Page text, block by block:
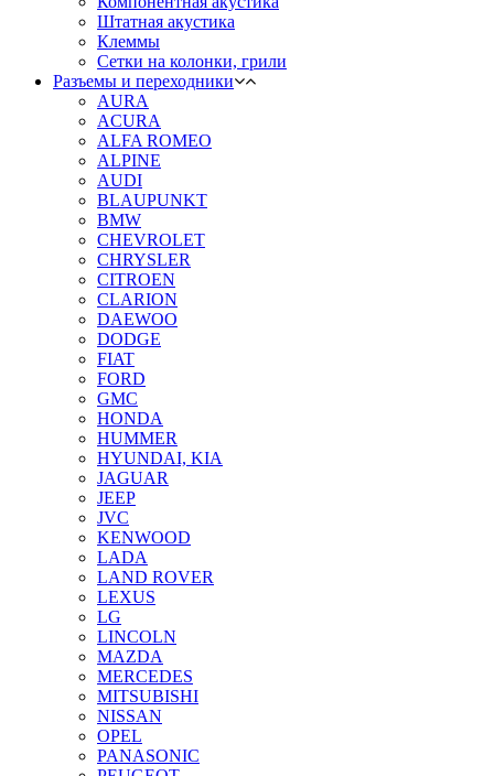
Штатная акустика
Клеммы
Сетки на колонки, грили
Разъемы и переходники
AURA
ACURA
ALFA ROMEO
ALPINE
AUDI
BLAUPUNKT
BMW
CHEVROLET
CHRYSLER
CITROEN
CLARION
DAEWOO
DODGE
FIAT
FORD
GMC
HONDA
HUMMER
HYUNDAI, KIA
JAGUAR
JEEP
JVC
KENWOOD
LADA
LAND ROVER
LEXUS
LG
LINCOLN
MAZDA
MERCEDES
MITSUBISHI
NISSAN
OPEL
PANASONIC